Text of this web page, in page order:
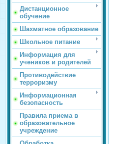
Дистанционное
обучение
Шахматное образование
Школьное питание
Информация для
учеников и родителей
Противодействие
терроризму
Информационная
безопасность
Правила приема в
образовательное
учреждение